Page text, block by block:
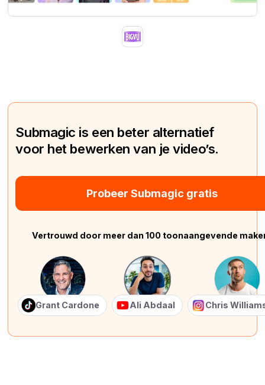
Submagic is een beter alternatief
voor het bewerken van je video’s.
Probeer Submagic gratis
Vertrouwd door meer dan 100 toonaangevende
Grant Cardone Ali Abdaal Chris